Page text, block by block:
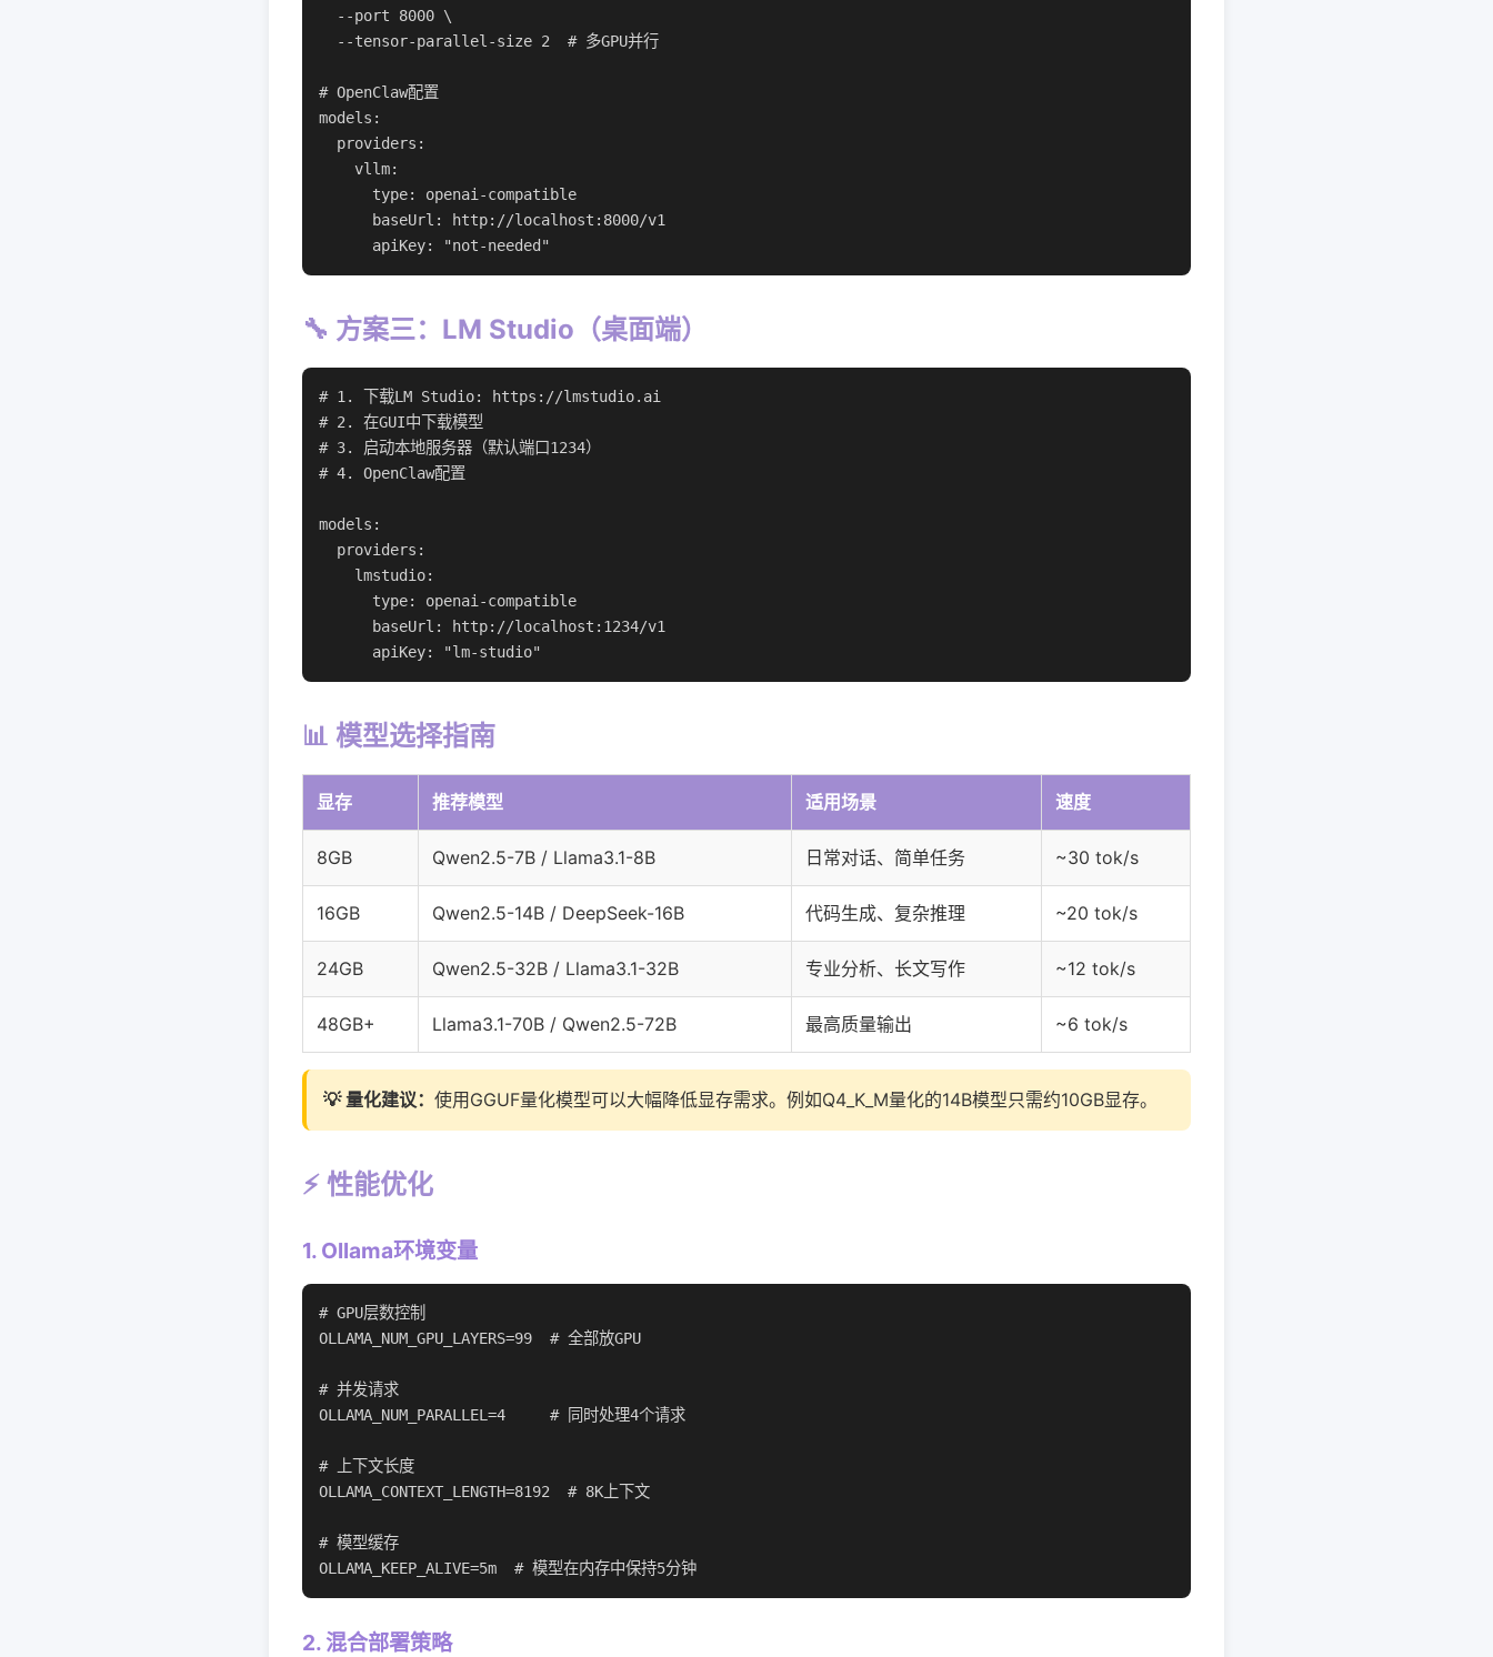
  --port 8000 \
  --tensor-parallel-size 2  # 多GPU并行
# OpenClaw配置
models:
  providers:
    vllm:
      type: openai-compatible
      baseUrl: http://localhost:8000/v1
      apiKey: "not-needed"
🔧 方案三：LM Studio（桌面端）
# 1. 下载LM Studio: https://lmstudio.ai
# 2. 在GUI中下载模型
# 3. 启动本地服务器（默认端口1234）
# 4. OpenClaw配置
models:
  providers:
    lmstudio:
      type: openai-compatible
      baseUrl: http://localhost:1234/v1
      apiKey: "lm-studio"
📊 模型选择指南
显存 推荐模型 适用场景 速度
8GB Qwen2.5-7B / Llama3.1-8B 日常对话、简单任务 ~30 tok/s
16GB Qwen2.5-14B / DeepSeek-16B 代码生成、复杂推理 ~20 tok/s
24GB Qwen2.5-32B / Llama3.1-32B 专业分析、长文写作 ~12 tok/s
48GB+ Llama3.1-70B / Qwen2.5-72B 最高质量输出 ~6 tok/s
💡 量化建议： 使用GGUF量化模型可以大幅降低显存需求。例如Q4_K_M量化的14B模型只需约10GB显存。
⚡ 性能优化
1. Ollama环境变量
# GPU层数控制
OLLAMA_NUM_GPU_LAYERS=99  # 全部放GPU
# 并发请求
OLLAMA_NUM_PARALLEL=4     # 同时处理4个请求
# 上下文长度
OLLAMA_CONTEXT_LENGTH=8192  # 8K上下文
# 模型缓存
OLLAMA_KEEP_ALIVE=5m  # 模型在内存中保持5分钟
2. 混合部署策略